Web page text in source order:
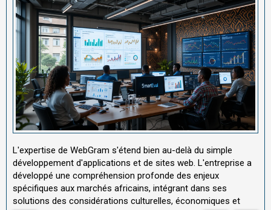
L'expertise de WebGram s'étend bien au-delà du simple
développement d'applications et de sites web. L'entreprise a
développé une compréhension profonde des enjeux
spécifiques aux marchés africains, intégrant dans ses
solutions des considérations culturelles, économiques et